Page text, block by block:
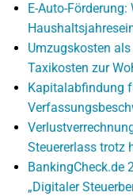
E-Auto-
Umzugskosten
Taxikosten zur
Kapitalabfindung
Steuererlass trotz
BankingCheck.de
„Digitaler